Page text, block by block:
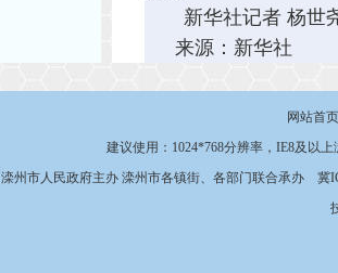
新华社记者 杨世
来源：新华社
网站首页
建议使用：1024*768分辨率，IE8及以
滦州市人民政府主办 滦州市各镇街、各部门联合承办 冀